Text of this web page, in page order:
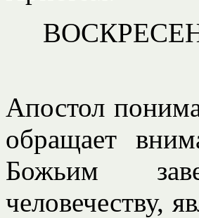
Апостол
обращает
Божьим
человечеству,